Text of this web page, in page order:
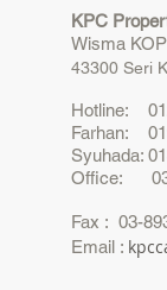
KPC
Wisma
43300 Seri
Hotline:
Farhan:
Syuhada:
Office: 03-
Fax : 03-
Email :